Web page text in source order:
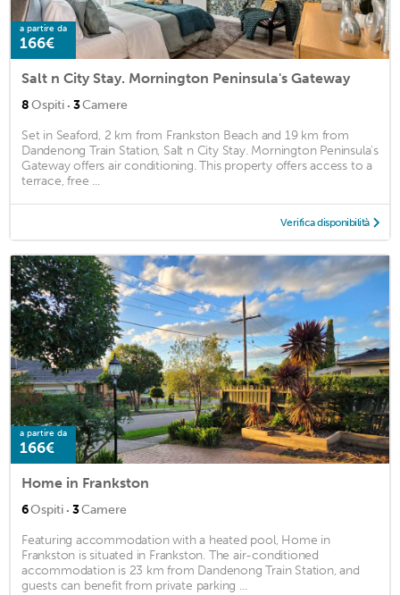
a partire da
166€
Salt n City Stay. Mornington Peninsula's Gateway
8Ospiti · 3Camere
Set in Seaford, 2 km from Frankston Beach and 19 km from
Dandenong Train Station, Salt n City Stay. Mornington Peninsula's
Gateway offers air conditioning. This property offers access to a
terrace, free ...
Verifica disponibilità
a partire da
166€
Home in Frankston
6Ospiti · 3Camere
Featuring accommodation with a heated pool, Home in
Frankston is situated in Frankston. The air-conditioned
accommodation is 23 km from Dandenong Train Station, and
guests can benefit from private parking ...